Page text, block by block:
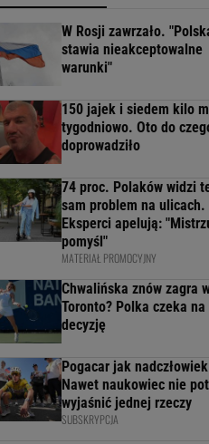
W Rosji zawrzało.
stawia nieakceptowalne
warunki"
150 jajek i siedem kilo
tygodniowo. Oto do
doprowadziło
74 proc. Polaków widzi
sam problem na ulicach.
Eksperci apelują:
pomyśl"
MATERIAŁ PROMOCYJNY
Chwalińska znów zagra
Toronto? Polka czeka na
decyzję
Pogacar jak
Nawet naukowiec nie
wyjaśnić jednej rzeczy
SUBSKRYPCJA